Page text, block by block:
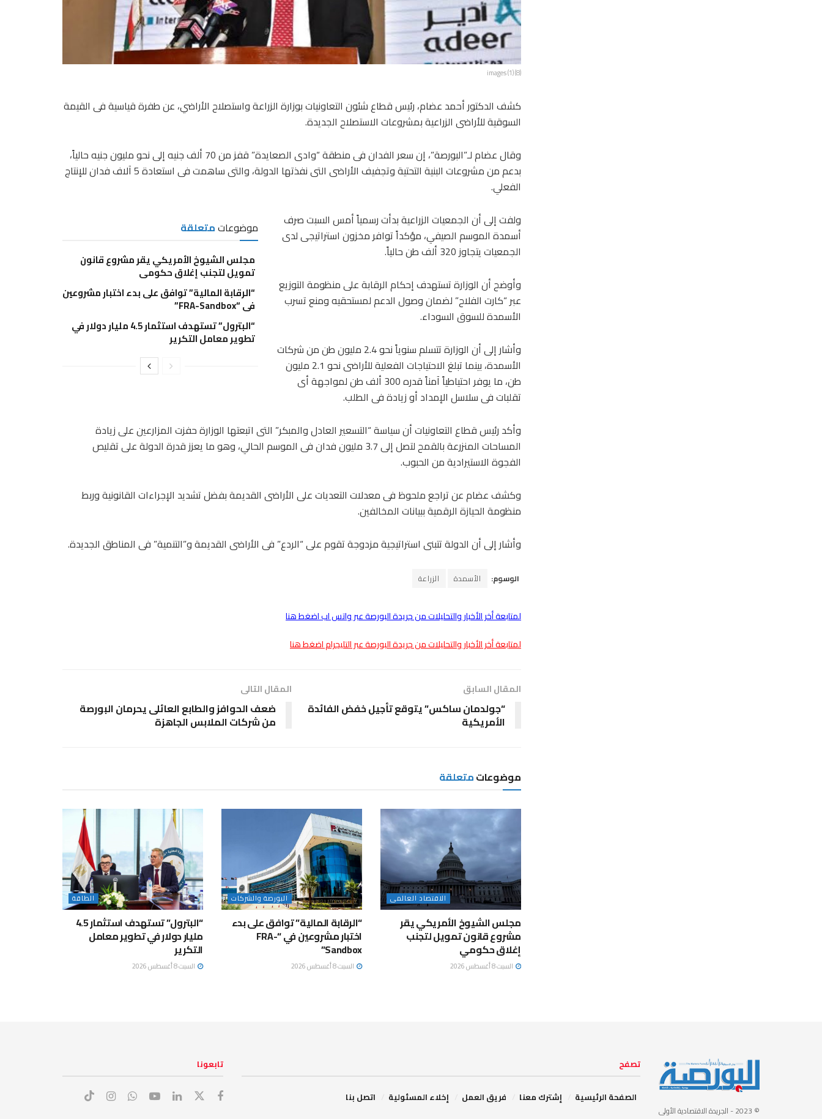
images (1) (8)
كشف الدكتور أحمد عضام، رئيس قطاع شئون التعاونيات بوزارة الزراعة واستصلاح الأراضي، عن طفرة قياسية فى القيمة
السوقية للأراضى الزراعية بمشروعات الاستصلاح الجديدة.
وقال عضام لـ”البورصة”، إن سعر الفدان فى منطقة “وادى الصعايدة” قفز من 70 ألف جنيه إلى نحو مليون جنيه حالياً،
بدعم من مشروعات البنية التحتية وتجفيف الأراضى التى نفذتها الدولة، والتى ساهمت فى استعادة 5 آلاف فدان للإنتاج
الفعلي.
موضوعاتمتعلقة
مجلس الشيوخ الأمريكي يقر مشروع قانون
تمويل لتجنب إغلاق حكومي
“الرقابة المالية” توافق على بدء اختبار مشروعين
في “FRA-Sandbox”
“البترول” تستهدف استثمار 4.5 مليار دولار في
تطوير معامل التكرير
ولفت إلى أن الجمعيات الزراعية بدأت رسمياً أمس السبت صرف
أسمدة الموسم الصيفي، مؤكداً توافر مخزون استراتيجى لدى
الجمعيات يتجاوز 320 ألف طن حالياً.
وأوضح أن الوزارة تستهدف إحكام الرقابة على منظومة التوزيع
عبر “كارت الفلاح” لضمان وصول الدعم لمستحقيه ومنع تسرب
الأسمدة للسوق السوداء.
وأشار إلى أن الوزارة تتسلم سنوياً نحو 2.4 مليون طن من شركات
الأسمدة، بينما تبلغ الاحتياجات الفعلية للأراضى نحو 2.1 مليون
طن، ما يوفر احتياطياً آمناً قدره 300 ألف طن لمواجهة أى
تقلبات فى سلاسل الإمداد أو زيادة فى الطلب.
وأكد رئيس قطاع التعاونيات أن سياسة “التسعير العادل والمبكر” التى اتبعتها الوزارة حفزت المزارعين على زيادة
المساحات المنزرعة بالقمح لتصل إلى 3.7 مليون فدان فى الموسم الحالي، وهو ما يعزز قدرة الدولة على تقليص
الفجوة الاستيرادية من الحبوب.
وكشف عضام عن تراجع ملحوظ فى معدلات التعديات على الأراضى القديمة بفضل تشديد الإجراءات القانونية وربط
منظومة الحيازة الرقمية ببيانات المخالفين.
وأشار إلى أن الدولة تتبنى استراتيجية مزدوجة تقوم على “الردع” فى الأراضى القديمة و”التنمية” فى المناطق الجديدة.
الوسوم: الأسمدة الزراعة
لمتابعة أخر الأخبار والتحليلات من جريدة البورصة عبر واتس اب اضغط هنا
لمتابعة أخر الأخبار والتحليلات من جريدة البورصة عبر التليجرام اضغط هنا
المقال السابق
“جولدمان ساكس” يتوقع تأجيل خفض الفائدة
الأمريكية
المقال التالى
ضعف الحوافز والطابع العائلى يحرمان البورصة
من شركات الملابس الجاهزة
موضوعاتمتعلقة
الاقتصاد العالمى
مجلس الشيوخ الأمريكي يقر
مشروع قانون تمويل لتجنب
إغلاق حكومي
السبت 8 أغسطس 2026
البورصة والشركات
“الرقابة المالية” توافق على بدء
اختبار مشروعين في “FRA-
Sandbox”
السبت 8 أغسطس 2026
الطاقة
“البترول” تستهدف استثمار 4.5
مليار دولار في تطوير معامل
التكرير
السبت 8 أغسطس 2026
© 2023
- الجريدة الاقتصادية الأولى
تصفح
الصفحة الرئيسية إشترك معنا فريق العمل إخلاء المسئولية اتصل بنا
تابعونا